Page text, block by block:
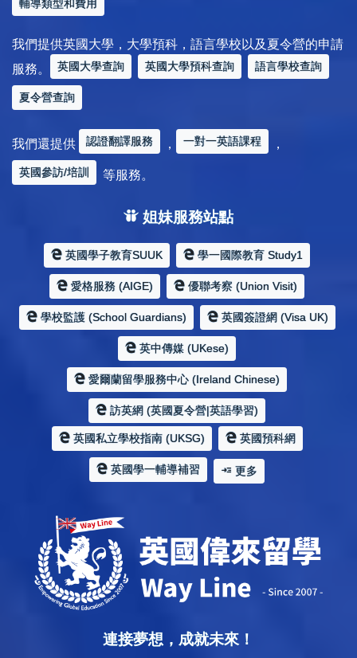
輔導類型和費用
我們提供英國大學，大學預科，語言學校以及夏令營的申請
服務。
英國大學查詢 英國大學預科查詢 語言學校查詢
夏令營查詢
我們還提供 認證翻譯服務 ， 一對一英語課程 ，
英國參訪/培訓 等服務。
姐妹服務站點
英國學子教育SUUK 學一國際教育 Study1
愛格服務 (AIGE) 優聯考察 (Union Visit)
學校監護 (School Guardians) 英國簽證網 (Visa UK)
英中傳媒 (UKese)
愛爾蘭留學服務中心 (Ireland Chinese)
訪英網 (英國夏令營|英語學習)
英國私立學校指南 (UKSG) 英國預科網
英國學一輔導補習 更多
連接夢想，成就未來！